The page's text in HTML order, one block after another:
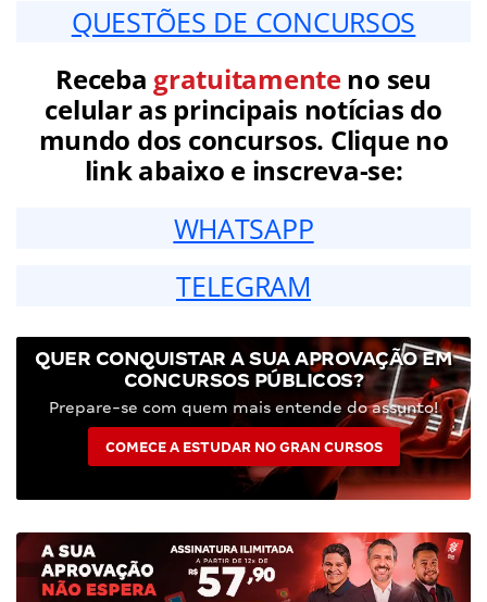
QUESTÕES DE CONCURSOS
Receba gratuitamenteno seu
celular as principais notícias do
mundo dos concursos. Clique no
link abaixo e inscreva-se:
WHATSAPP
TELEGRAM
QUER CONQUISTAR A SUA APROVAÇÃO EM
CONCURSOS PÚBLICOS?
Prepare-se com quem mais entende do assunto!
COMECE A ESTUDAR NO GRAN CURSOS